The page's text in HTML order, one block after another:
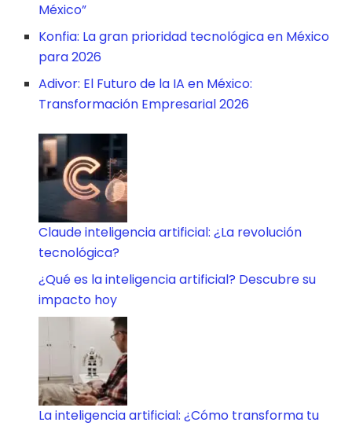
México”
Konfia: La gran prioridad tecnológica en México
para 2026
Adivor: El Futuro de la IA en México:
Transformación Empresarial 2026
Claude inteligencia artificial: ¿La revolución
tecnológica?
¿Qué es la inteligencia artificial? Descubre su
impacto hoy
La inteligencia artificial: ¿Cómo transforma tu